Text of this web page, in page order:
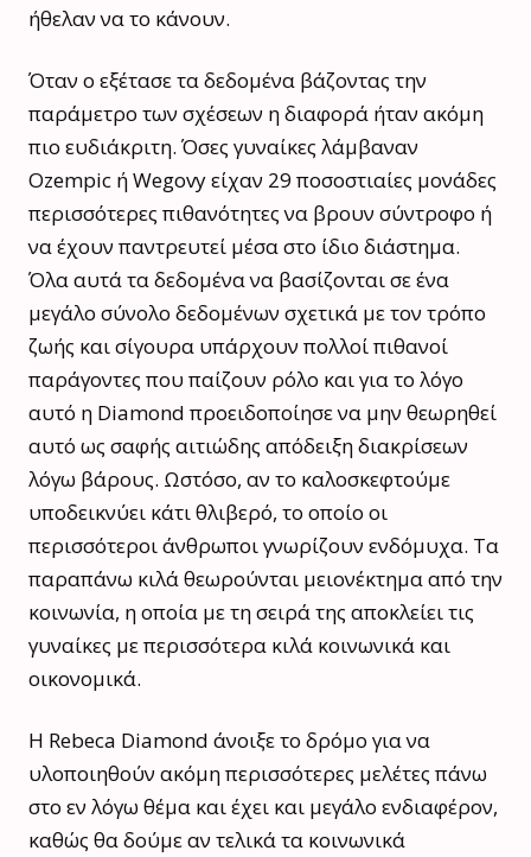
ήθελαν να το κάνουν.
Όταν ο εξέτασε τα δεδομένα βάζοντας την
παράμετρο των σχέσεων η διαφορά ήταν ακόμη
πιο ευδιάκριτη. Όσες γυναίκες λάμβαναν
Ozempic ή Wegovy είχαν 29 ποσοστιαίες μονάδες
περισσότερες πιθανότητες να βρουν σύντροφο ή
να έχουν παντρευτεί μέσα στο ίδιο διάστημα.
Όλα αυτά τα δεδομένα να βασίζονται σε ένα
μεγάλο σύνολο δεδομένων σχετικά με τον τρόπο
ζωής και σίγουρα υπάρχουν πολλοί πιθανοί
παράγοντες που παίζουν ρόλο και για το λόγο
αυτό η Diamond προειδοποίησε να μην θεωρηθεί
αυτό ως σαφής αιτιώδης απόδειξη διακρίσεων
λόγω βάρους. Ωστόσο, αν το καλοσκεφτούμε
υποδεικνύει κάτι θλιβερό, το οποίο οι
περισσότεροι άνθρωποι γνωρίζουν ενδόμυχα. Τα
παραπάνω κιλά θεωρούνται μειονέκτημα από την
κοινωνία, η οποία με τη σειρά της αποκλείει τις
γυναίκες με περισσότερα κιλά κοινωνικά και
οικονομικά.
Η Rebeca Diamond άνοιξε το δρόμο για να
υλοποιηθούν ακόμη περισσότερες μελέτες πάνω
στο εν λόγω θέμα και έχει και μεγάλο ενδιαφέρον,
καθώς θα δούμε αν τελικά τα κοινωνικά